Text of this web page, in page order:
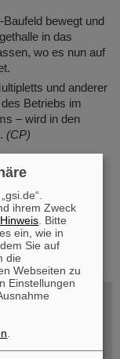
bewegt und
in das
wo es nun auf
und anderer
Betriebs im
– wird in den
(CP)
ihrem Zweck
. Bitte
ein, wie in
Sie auf
die
Webseiten zu
Einstellungen